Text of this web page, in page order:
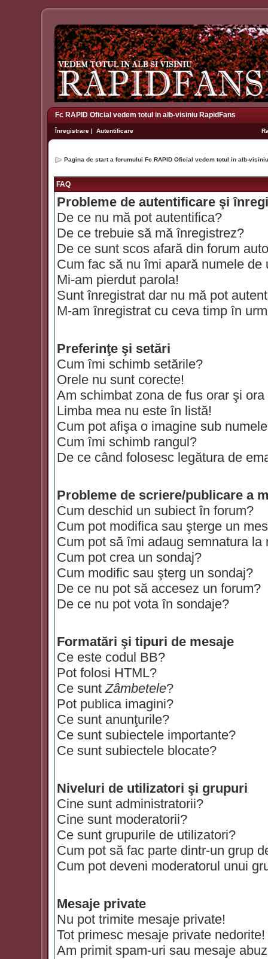
Fc RAPID Oficial vedem totul in alb-visiniu RapidFans
Înregistrare | Autentificare
Pagina de start a forumului Fc RAPID Oficial vedem totul in alb-
FAQ
Probleme de autentificare şi
De ce nu mă pot autentifica?
De ce trebuie să mă înregistrez?
De ce sunt scos afară din forum
Cum fac să nu îmi apară numele
Mi-am pierdut parola!
Sunt înregistrat dar nu mă pot
M-am înregistrat cu ceva timp în
Preferinţe şi setări
Cum îmi schimb setările?
Orele nu sunt corecte!
Am schimbat zona de fus orar şi
Limba mea nu este în listă!
Cum pot afişa o imagine sub
Cum îmi schimb rangul?
De ce când folosesc legătura de
Probleme de scriere/publicare a
Cum deschid un subiect în forum?
Cum pot modifica sau şterge un
Cum pot să îmi adaug semnatura la
Cum pot crea un sondaj?
Cum modific sau şterg un sondaj?
De ce nu pot să accesez un forum?
De ce nu pot vota în sondaje?
Formatări şi tipuri de mesaje
Ce este codul BB?
Pot folosi HTML?
Ce suntZâmbetele?
Pot publica imagini?
Ce sunt anunţurile?
Ce sunt subiectele importante?
Ce sunt subiectele blocate?
Niveluri de utilizatori şi grupuri
Cine sunt administratorii?
Cine sunt moderatorii?
Ce sunt grupurile de utilizatori?
Cum pot să fac parte dintr-un grup
Cum pot deveni moderatorul unui
Mesaje private
Nu pot trimite mesaje private!
Tot primesc mesaje private nedorite!
Am primit spam-uri sau mesaje